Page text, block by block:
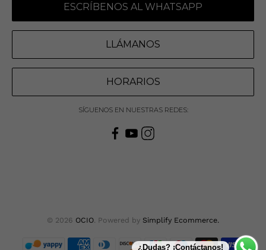
ESCRÍBENOS AL WHATSAPP
LLÁMANOS
HORARIOS
SÍGUENOS EN NUESTRAS REDES:
© 2026 OCIO Powered by Simplify Ecommerce.
¿Dudas? ¡Contáctanos!